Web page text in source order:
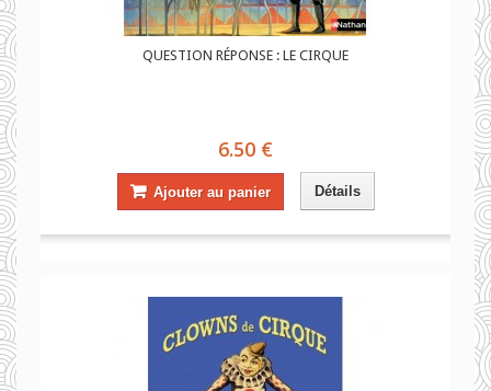
QUESTION RÉPONSE : LE CIRQUE
6.50 €
Ajouter au panier Détails